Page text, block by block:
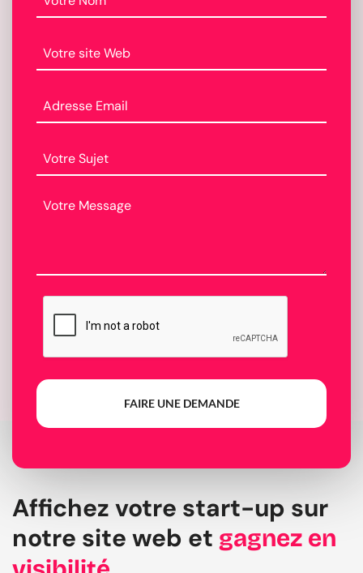
FAIRE UNE DEMANDE
Affichez votre start-up sur
notre site web et gagnez en